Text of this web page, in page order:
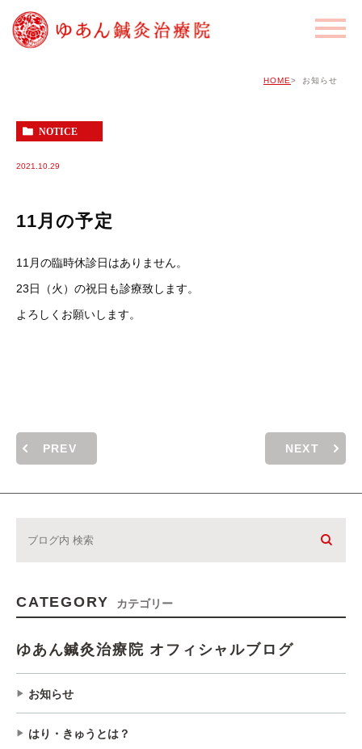
HOME お知らせ
NOTICE
2021.10.29
11月の予定
11月の臨時休診日はありません。
23日（火）の祝日も診療致します。
よろしくお願いします。
PREV NEXT
CATEGORY カテゴリー
ゆあん鍼灸治療院 オフィシャルブログ
お知らせ
はり・きゅうとは？